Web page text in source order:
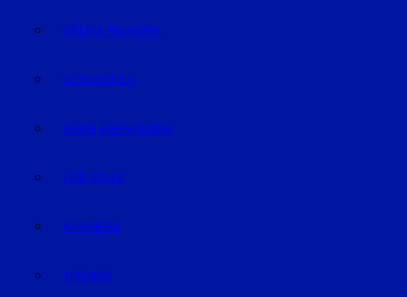
GELD & FINANZEN
GESUNDHEIT
REISE & ERHOLUNG
LIFE-STYLE
KARRIERE
TECHNIK